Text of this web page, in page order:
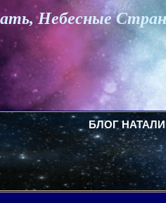
Небесные
БЛОГ